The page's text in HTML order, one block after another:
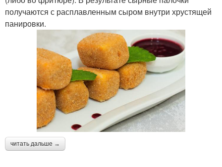
получаются с расплавленным сыром внутри хрустящей
панировки.
читать дальше →